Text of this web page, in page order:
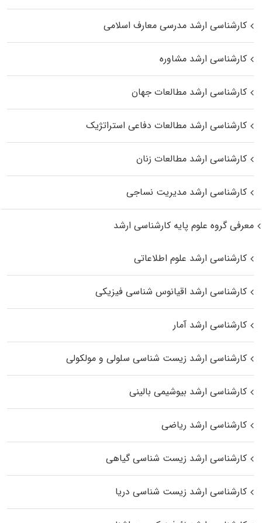
کارشناسی ارشد مدرسی معارف اسلامی
کارشناسی ارشد مشاوره
کارشناسی ارشد مطالعات جهان
کارشناسی ارشد مطالعات دفاعی استراتژیک
کارشناسی ارشد مطالعات زنان
کارشناسی ارشد مدیریت نساجی
معرفی گروه علوم پایه کارشناسی ارشد
کارشناسی ارشد علوم اطلاعاتی
کارشناسی ارشد اقیانوس‌ شناسی فیزیکی
کارشناسی ارشد آمار
کارشناسی ارشد زیست شناسی سلولی و مولکولی
کارشناسی ارشد بیوشیمی بالینی
کارشناسی ارشد ریاضی
کارشناسی ارشد زیست‌ شناسی گیاهی
کارشناسی ارشد زیست‌ شناسی دریا